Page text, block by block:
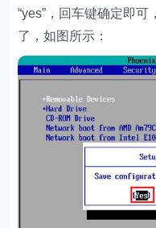
“yes”，回车键确定即
了，如图所示：